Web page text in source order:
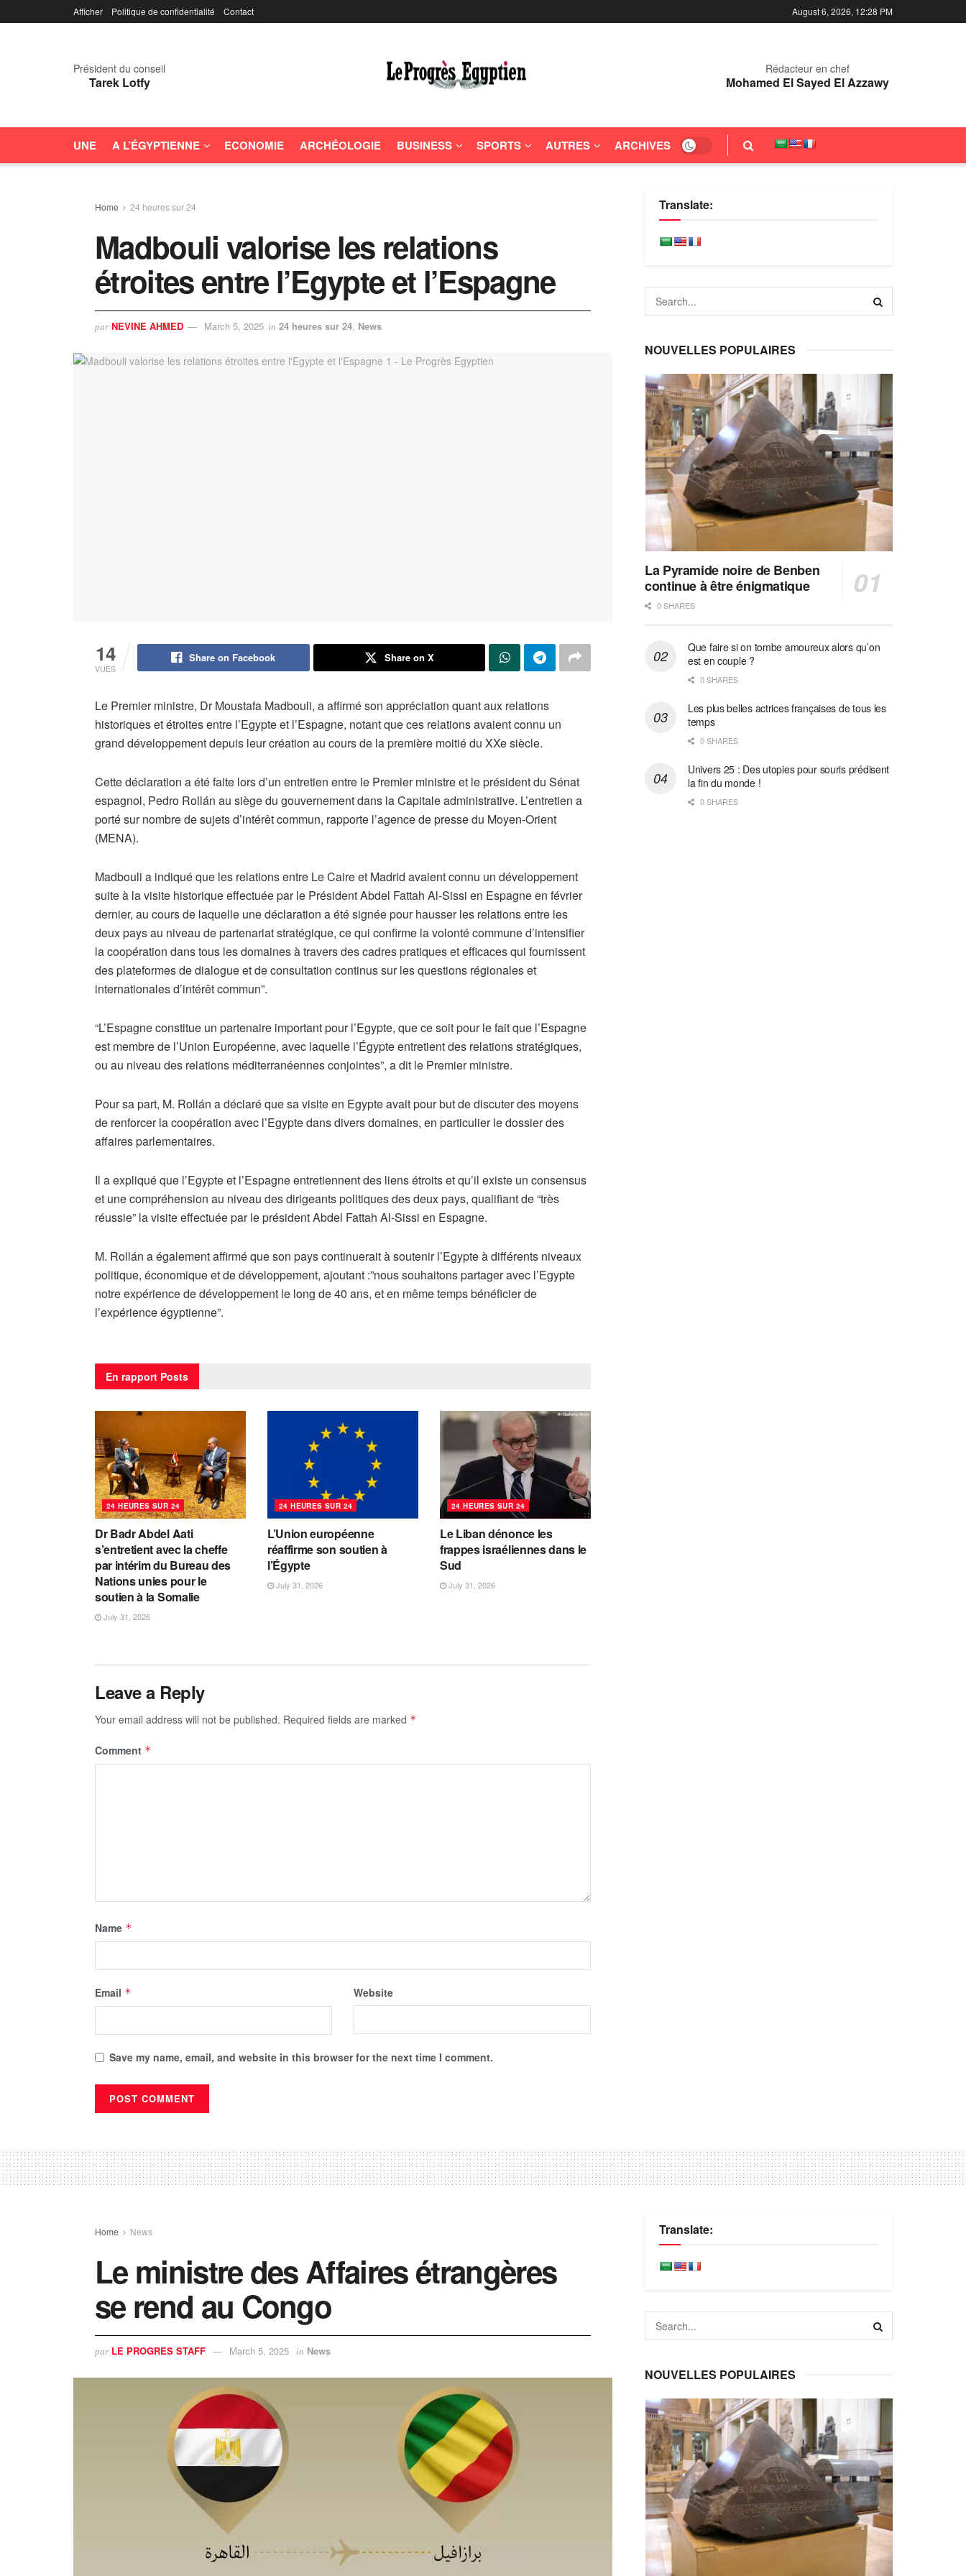
Afficher Politique de confidentialité Contact August 6, 2026, 12:28 PM
Président du conseil
Tarek Lotfy
Rédacteur en chef
Mohamed El Sayed El Azzawy
UNE A L’ÉGYPTIENNE ECONOMIE ARCHÉOLOGIE BUSINESS SPORTS AUTRES ARCHIVES
Home 24 heures sur 24
Madbouli valorise les relations
étroites entre l’Egypte et l’Espagne
par NEVINE AHMED March 5, 2025 in 24 heures sur 24, News
14
VUES
Share on Facebook Share on X
Le Premier ministre, Dr Moustafa Madbouli, a affirmé son appréciation quant aux relations
historiques et étroites entre l’Egypte et l’Espagne, notant que ces relations avaient connu un
grand développement depuis leur création au cours de la première moitié du XXe siècle.
Cette déclaration a été faite lors d’un entretien entre le Premier ministre et le président du Sénat
espagnol, Pedro Rollán au siège du gouvernement dans la Capitale administrative. L’entretien a
porté sur nombre de sujets d’intérêt commun, rapporte l’agence de presse du Moyen-Orient
(MENA).
Madbouli a indiqué que les relations entre Le Caire et Madrid avaient connu un développement
suite à la visite historique effectuée par le Président Abdel Fattah Al-Sissi en Espagne en février
dernier, au cours de laquelle une déclaration a été signée pour hausser les relations entre les
deux pays au niveau de partenariat stratégique, ce qui confirme la volonté commune d’intensifier
la coopération dans tous les domaines à travers des cadres pratiques et efficaces qui fournissent
des plateformes de dialogue et de consultation continus sur les questions régionales et
internationales d’intérêt commun”.
“L’Espagne constitue un partenaire important pour l’Egypte, que ce soit pour le fait que l’Espagne
est membre de l’Union Européenne, avec laquelle l’Égypte entretient des relations stratégiques,
ou au niveau des relations méditerranéennes conjointes”, a dit le Premier ministre.
Pour sa part, M. Rollán a déclaré que sa visite en Egypte avait pour but de discuter des moyens
de renforcer la coopération avec l’Egypte dans divers domaines, en particulier le dossier des
affaires parlementaires.
Il a expliqué que l’Egypte et l’Espagne entretiennent des liens étroits et qu’il existe un consensus
et une compréhension au niveau des dirigeants politiques des deux pays, qualifiant de “très
réussie” la visite effectuée par le président Abdel Fattah Al-Sissi en Espagne.
M. Rollán a également affirmé que son pays continuerait à soutenir l’Egypte à différents niveaux
politique, économique et de développement, ajoutant :”nous souhaitons partager avec l’Egypte
notre expérience de développement le long de 40 ans, et en même temps bénéficier de
l’expérience égyptienne”.
En rapport Posts
24 HEURES SUR 24
Dr Badr Abdel Aati
s’entretient avec la cheffe
par intérim du Bureau des
Nations unies pour le
soutien à la Somalie
July 31, 2026
24 HEURES SUR 24
L’Union européenne
réaffirme son soutien à
l’Égypte
July 31, 2026
24 HEURES SUR 24
Le Liban dénonce les
frappes israéliennes dans le
Sud
July 31, 2026
Leave a Reply
Your email address will not be published. Required fields are marked *
Comment *
Name *
Email * Website
Save my name, email, and website in this browser for the next time I comment.
Translate:
NOUVELLES POPULAIRES
La Pyramide noire de Benben
continue à être énigmatique
0 SHARES
Que faire si on tombe amoureux alors qu’on
est en couple ?
0 SHARES
Les plus belles actrices françaises de tous les
temps
0 SHARES
Univers 25 : Des utopies pour souris prédisent
la fin du monde !
0 SHARES
Home News
Le ministre des Affaires étrangères
se rend au Congo
par LE PROGRES STAFF March 5, 2025 in News
Translate:
NOUVELLES POPULAIRES